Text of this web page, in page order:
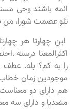
ائمه باشند وحی
تلو عصمت شورا، من
این چهارتا هر
اکثرالمعنا درسته
را به کم؟ بله. عطف
موجودین زمان خطاب
هم دارای دو
متعدیا و دارای سه